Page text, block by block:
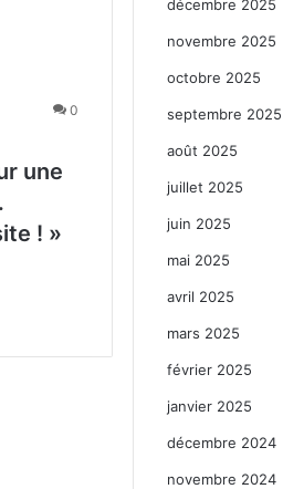
0
une
! »
décembre 2025
novembre 2025
octobre 2025
septembre 2025
août 2025
juillet 2025
juin 2025
mai 2025
avril 2025
mars 2025
février 2025
janvier 2025
décembre 2024
novembre 2024